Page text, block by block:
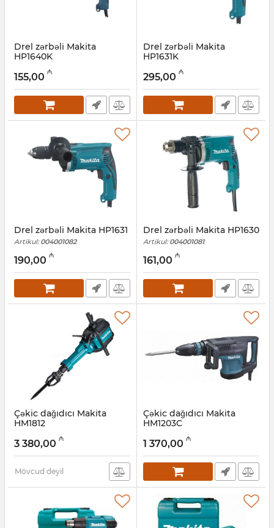
Drel zərbəli Makita
HP1640K
004001084
155,00 ₼
Drel zərbəli Makita
HP1631K
004001083
295,00 ₼
Drel zərbəli Makita HP1631
Artikul: 004001082
190,00 ₼
Drel zərbəli Makita HP1630
Artikul: 004001081
161,00 ₼
Çəkic dağıdıcı Makita
HM1812
004001080
3 380,00 ₼
Mövcud deyil
Çəkic dağıdıcı Makita
HM1203C
004001079
1 370,00 ₼